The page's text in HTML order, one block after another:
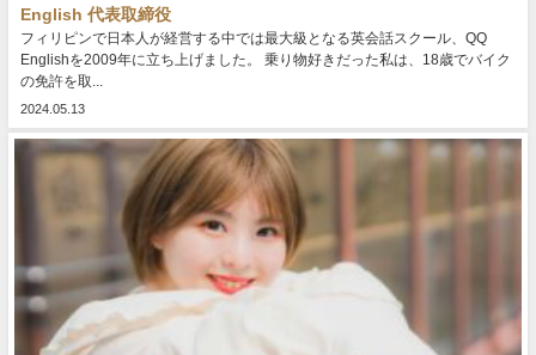
English 代表取締役
フィリピンで日本人が経営する中では最大級となる英会話スクール、QQ
Englishを2009年に立ち上げました。 乗り物好きだった私は、18歳でバイク
の免許を取...
2024.05.13